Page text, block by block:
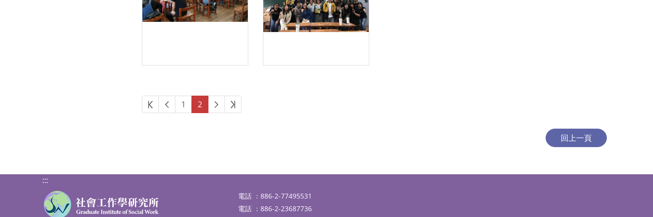
第一頁上一頁
1 2 下一頁最後頁
:::
電話 ：886-2-77495531
電話 ：886-2-23687736